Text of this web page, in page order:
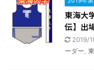
東海大
伝】出
2019/
ーダー